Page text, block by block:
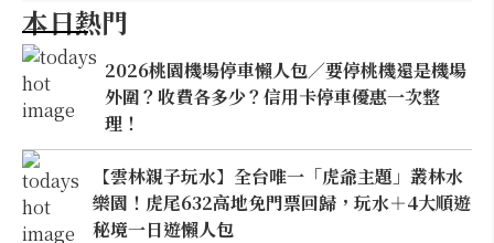
本日熱門
2026桃園機場停車懶人包／要停桃機還是機場
外圍？收費各多少？信用卡停車優惠一次整
理！
【雲林親子玩水】全台唯一「虎爺主題」叢林水
樂園！虎尾632高地免門票回歸，玩水＋4大順遊
秘境一日遊懶人包